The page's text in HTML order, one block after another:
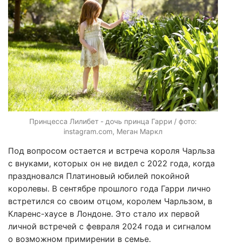
Принцесса Лилибет - дочь принца Гарри / фото:
instagram.com, Меган Маркл
Под вопросом остается и встреча короля Чарльза
с внуками, которых он не видел с 2022 года, когда
праздновался Платиновый юбилей покойной
королевы. В сентябре прошлого года Гарри лично
встретился со своим отцом, королем Чарльзом, в
Кларенс-хаусе в Лондоне. Это стало их первой
личной встречей с февраля 2024 года и сигналом
о возможном примирении в семье.